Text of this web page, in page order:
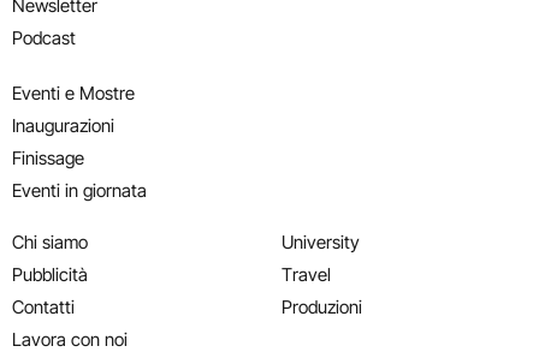
Newsletter
Podcast
Eventi e Mostre
Inaugurazioni
Finissage
Eventi in giornata
Chi siamo
Pubblicità
Contatti
Lavora con noi
University
Travel
Produzioni